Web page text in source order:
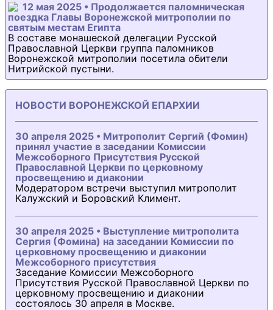
12 мая 2025 • Продолжается паломническая
поездка Главы Воронежской митрополии по
святым местам Египта
В составе монашеской делегации Русской
Православной Церкви группа паломников
Воронежской митрополии посетила обители
Нитрийской пустыни.
НОВОСТИ ВОРОНЕЖСКОЙ ЕПАРХИИ
30 апреля 2025 • Митрополит Сергий (Фомин)
принял участие в заседании Комиссии
Межсоборного Присутствия Русской
Православной Церкви по церковному
просвещению и диаконии
Модератором встречи выступил митрополит
Калужский и Боровский Климент.
30 апреля 2025 • Выступление митрополита
Сергия (Фомина) на заседании Комиссии по
церковному просвещению и диаконии
Межсоборного присутствия
Заседание Комиссии Межсоборного
Присутствия Русской Православной Церкви по
церковному просвещению и диаконии
состоялось 30 апреля в Москве.